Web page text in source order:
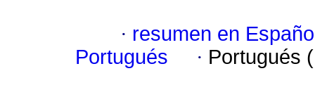
· resumen en
Portugués
· Portugués